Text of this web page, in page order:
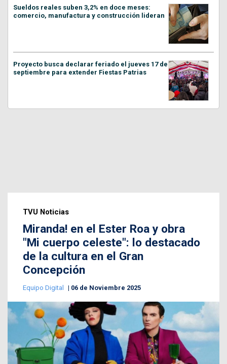
Sueldos reales suben 3,2% en doce meses:
comercio, manufactura y construcción lideran
Proyecto busca declarar feriado el jueves 17 de
septiembre para extender Fiestas Patrias
TVU Noticias
Miranda! en el Ester Roa y obra
"Mi cuerpo celeste": lo destacado
de la cultura en el Gran
Concepción
Equipo Digital 06 de Noviembre 2025